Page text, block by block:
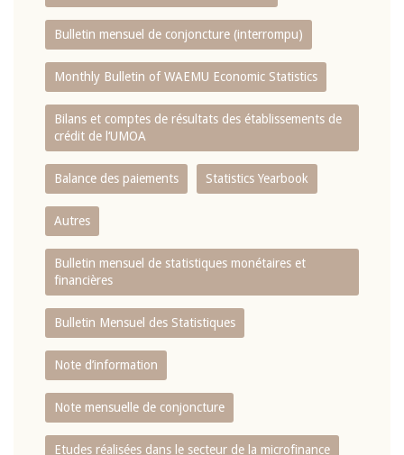
Bulletin mensuel de conjoncture (interrompu)
Monthly Bulletin of WAEMU Economic Statistics
Bilans et comptes de résultats des établissements de
crédit de l‘UMOA
Balance des paiements Statistics Yearbook
Autres
Bulletin mensuel de statistiques monétaires et
financières
Bulletin Mensuel des Statistiques
Note d’information
Note mensuelle de conjoncture
Etudes réalisées dans le secteur de la microfinance